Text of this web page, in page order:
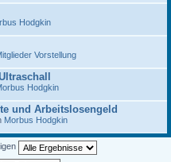
Hodgkin
Vorstellung
Hodgkin
und Arbeitslosengeld
Morbus Hodgkin